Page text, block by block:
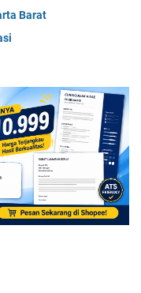
Barat